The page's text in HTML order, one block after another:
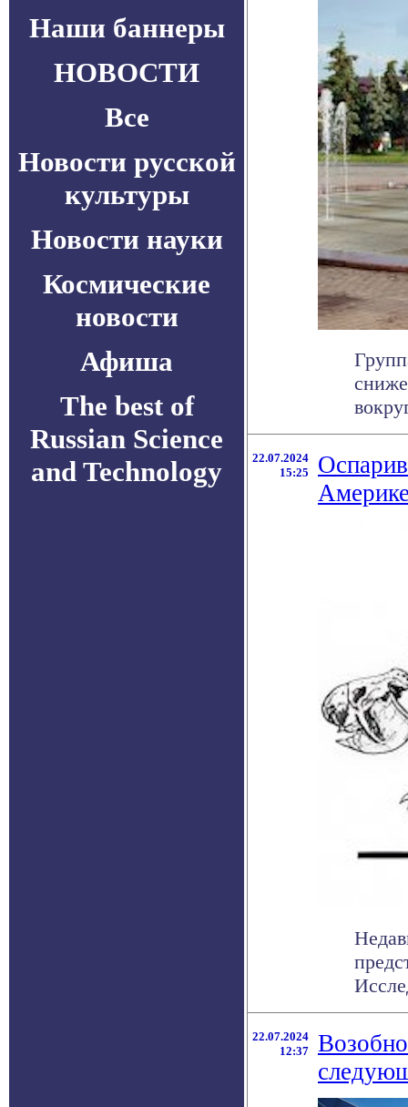
Наши баннеры
НОВОСТИ
Все
Новости русской
культуры
Новости науки
Космические
новости
Афиша
The best of
Russian Science
and Technology
22.07.2024
15:25
22.07.2024
12:37